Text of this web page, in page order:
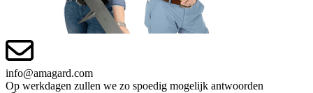
info@amagard.com
Op werkdagen zullen we zo spoedig mogelijk antwoorden